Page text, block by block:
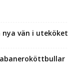
nya vän i uteköket